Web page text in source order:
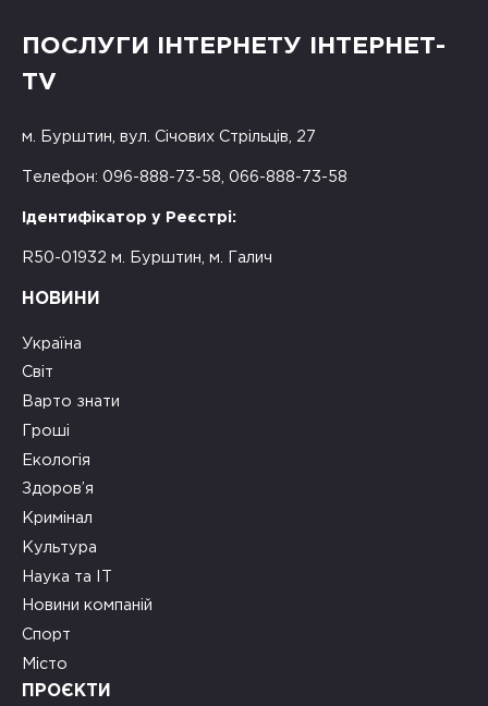
ПОСЛУГИ ІНТЕРНЕТУ ІНТЕРНЕТ-
TV
м. Бурштин, вул. Січових Стрільців, 27
Телефон: 096-888-73-58, 066-888-73-58
Ідентифікатор у Реєстрі:
R50-01932 м. Бурштин, м. Галич
НОВИНИ
Україна
Світ
Варто знати
Гроші
Екологія
Здоров’я
Кримінал
Культура
Наука та ІТ
Новини компаній
Спорт
Місто
ПРОЄКТИ